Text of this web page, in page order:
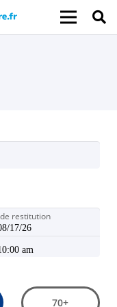
restitution
70+